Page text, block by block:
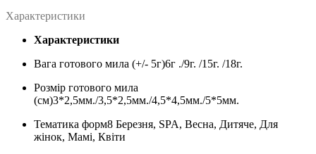
Характеристики
Характеристики
Вага готового мила (+/- 5г)6г ./9г. /15г. /18г.
Розмір готового мила
(см)3*2,5мм./3,5*2,5мм./4,5*4,5мм./5*5мм.
Тематика форм8 Березня, SPA, Весна, Дитяче, Для
жінок, Мамі, Квіти